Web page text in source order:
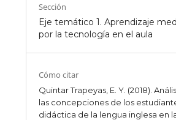
Sección
Eje temático 1. Aprendizaje
por la tecnología en el aula
Cómo citar
Quintar Trapeyas, E. Y. (2018).
las concepciones de los
didáctica de la lengua inglesa en